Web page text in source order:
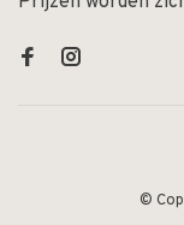
©